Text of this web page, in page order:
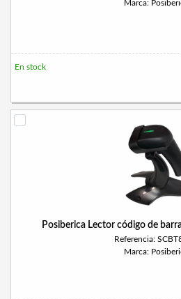
Marca:
En stock
Posiberica Lector código de
Referencia:
Marca: